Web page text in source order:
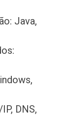
Java,
DNS,